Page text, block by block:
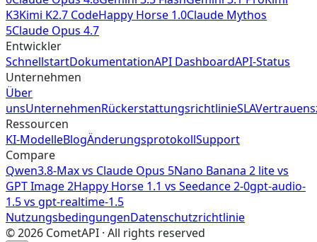
K3Kimi K2.7 CodeHappy Horse 1.0Claude Mythos
5Claude Opus 4.7
Entwickler
SchnellstartDokumentationAPI DashboardAPI-Status
Unternehmen
Über
unsUnternehmenRückerstattungsrichtlinieSLA
Ressourcen
KI-ModelleBlogÄnderungsprotokollSupport
Compare
Qwen3.8-Maxvs Claude Opus 5Nano Banana 2 litevs
GPT Image 2Happy Horse 1.1 vs Seedance 2-0gpt-audio-
1.5vs gpt-realtime-1.5
NutzungsbedingungenDatenschutzrichtlinie
©2026 CometAPI · All rights reserved